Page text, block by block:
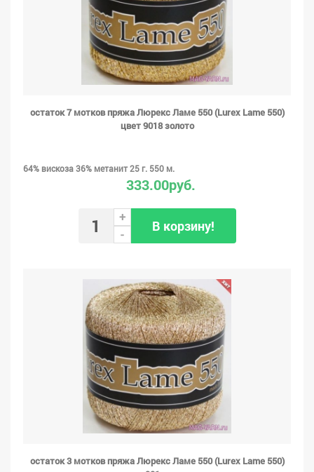
остаток 7 мотков пряжа Люрекс Ламе 550 (Lurex Lame 550)
цвет 9018 золото
64% вискоза 36% метанит 25 г. 550 м.
333.00руб.
+
-
В корзину!
остаток 3 мотков пряжа Люрекс Ламе 550 (Lurex Lame 550)